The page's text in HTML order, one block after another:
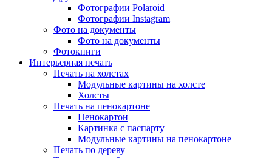
Фотографии Polaroid
Фотографии Instagram
Фото на документы
Фото на документы
Фотокниги
Интерьерная печать
Печать на холстах
Модульные картины на холсте
Холсты
Печать на пенокартоне
Пенокартон
Картинка с паспарту
Модульные картины на пенокартоне
Печать по дереву